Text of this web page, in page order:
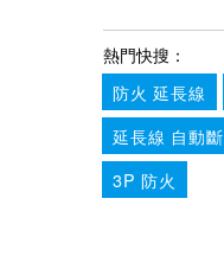
熱門快搜：
防火 延長線
延長線 自動
3P 防火